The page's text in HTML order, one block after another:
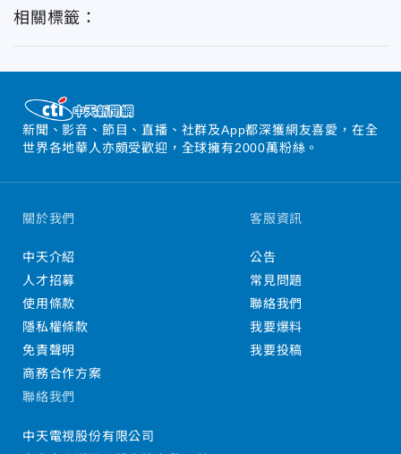
相關標籤：
新聞、影音、節目、直播、社群及App都深獲網友喜愛，在全
世界各地華人亦頗受歡迎，全球擁有2000萬粉絲。
關於我們
中天介紹
人才招募
使用條款
隱私權條款
免責聲明
商務合作方案
客服資訊
公告
常見問題
聯絡我們
我要爆料
我要投稿
聯絡我們
中天電視股份有限公司